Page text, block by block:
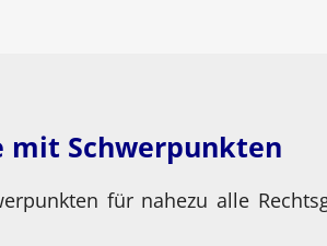
mit Schwerpunkten
für nahezu alle